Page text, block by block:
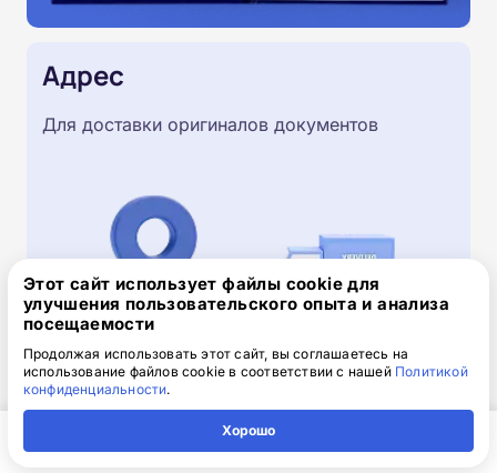
Адрес
Для доставки оригиналов документов
Скачайте заявку на обучение
Этот сайт использует файлы cookie для
улучшения пользовательского опыта и анализа
посещаемости
Продолжая использовать этот сайт, вы соглашаетесь на
использование файлов cookie в соответствии с нашей Политикой
конфиденциальности.
Хорошо